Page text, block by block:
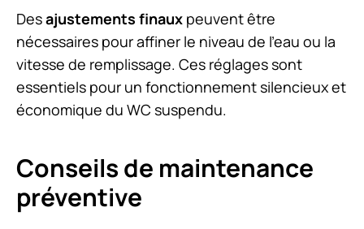
Desajustements finaux peuvent être
nécessaires pour affiner le niveau de l’eau ou la
vitesse de remplissage. Ces réglages sont
essentiels pour un fonctionnement silencieux et
économique du WC suspendu.
Conseils de maintenance
préventive